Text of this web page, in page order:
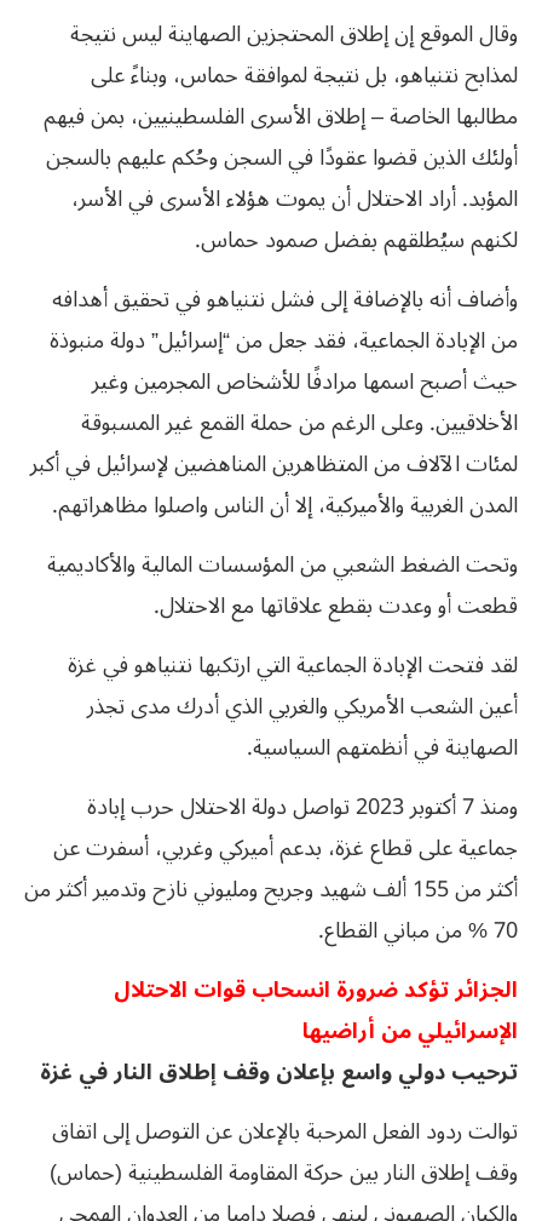
وقال الموقع إن إطلاق المحتجزين الصهاينة ليس نتيجة
لمذابح نتنياهو، بل نتيجة لموافقة حماس، وبناءً على
مطالبها الخاصة – إطلاق الأسرى الفلسطينيين، بمن فيهم
أولئك الذين قضوا عقودًا في السجن وحُكم عليهم بالسجن
المؤبد. أراد الاحتلال أن يموت هؤلاء الأسرى في الأسر،
لكنهم سيُطلقهم بفضل صمود حماس.
وأضاف أنه بالإضافة إلى فشل نتنياهو في تحقيق أهدافه
من الإبادة الجماعية، فقد جعل من “إسرائيل” دولة منبوذة
حيث أصبح اسمها مرادفًا للأشخاص المجرمين وغير
الأخلاقيين. وعلى الرغم من حملة القمع غير المسبوقة
لمئات الآلاف من المتظاهرين المناهضين لإسرائيل في أكبر
المدن الغربية والأميركية، إلا أن الناس واصلوا مظاهراتهم.
وتحت الضغط الشعبي من المؤسسات المالية والأكاديمية
قطعت أو وعدت بقطع علاقاتها مع الاحتلال.
لقد فتحت الإبادة الجماعية التي ارتكبها نتنياهو في غزة
أعين الشعب الأمريكي والغربي الذي أدرك مدى تجذر
الصهاينة في أنظمتهم السياسية.
ومنذ 7 أكتوبر 2023 تواصل دولة الاحتلال حرب إبادة
جماعية على قطاع غزة، بدعم أميركي وغربي، أسفرت عن
أكثر من 155 ألف شهيد وجريح ومليوني نازح وتدمير أكثر من
70 % من مباني القطاع.
الجزائر تؤكد ضرورة انسحاب قوات الاحتلال
الإسرائيلي من أراضيها
ترحيب دولي واسع بإعلان وقف إطلاق النار في غزة
توالت ردود الفعل المرحبة بالإعلان عن التوصل إلى اتفاق
وقف إطلاق النار بين حركة المقاومة الفلسطينية (حماس)